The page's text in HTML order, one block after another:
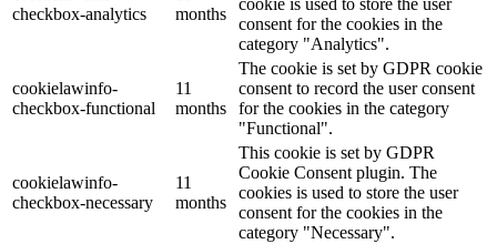
checkbox-analytics
months
cookie is used to store the user
consent for the cookies in the
category "Analytics".
cookielawinfo-
checkbox-functional
11
months
The cookie is set by GDPR cookie
consent to record the user consent
for the cookies in the category
"Functional".
cookielawinfo-
checkbox-necessary
11
months
This cookie is set by GDPR
Cookie Consent plugin. The
cookies is used to store the user
consent for the cookies in the
category "Necessary".